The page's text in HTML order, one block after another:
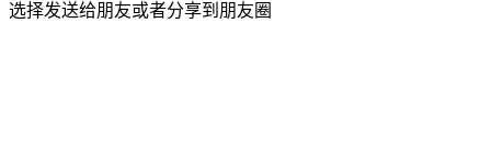
选择发送给朋友或者分享到朋友圈